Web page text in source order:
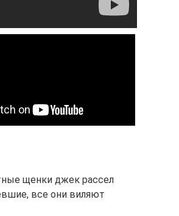
щенки джек рассел
все они виляют